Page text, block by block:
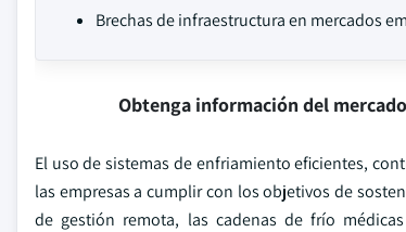
Brechas de infraestructura en mercados
Obtenga información del
El uso de sistemas de enfriamiento eficientes,
las empresas a cumplir con los objetivos de
de gestión remota, las cadenas de frío